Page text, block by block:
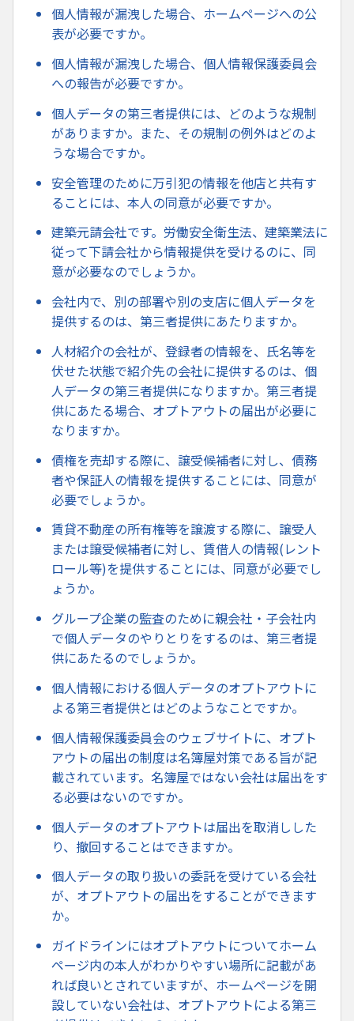
個人情報が漏洩した場合、ホームページへの公
表が必要ですか。
個人情報が漏洩した場合、個人情報保護委員会
への報告が必要ですか。
個人データの第三者提供には、どのような規制
がありますか。また、その規制の例外はどのよ
うな場合ですか。
安全管理のために万引犯の情報を他店と共有す
ることには、本人の同意が必要ですか。
建築元請会社です。労働安全衛生法、建築業法に
従って下請会社から情報提供を受けるのに、同
意が必要なのでしょうか。
会社内で、別の部署や別の支店に個人データを
提供するのは、第三者提供にあたりますか。
人材紹介の会社が、登録者の情報を、氏名等を
伏せた状態で紹介先の会社に提供するのは、個
人データの第三者提供になりますか。第三者提
供にあたる場合、オプトアウトの届出が必要に
なりますか。
債権を売却する際に、譲受候補者に対し、債務
者や保証人の情報を提供することには、同意が
必要でしょうか。
賃貸不動産の所有権等を譲渡する際に、譲受人
または譲受候補者に対し、賃借人の情報(レント
ロール等)を提供することには、同意が必要でし
ょうか。
グループ企業の監査のために親会社・子会社内
で個人データのやりとりをするのは、第三者提
供にあたるのでしょうか。
個人情報における個人データのオプトアウトに
よる第三者提供とはどのようなことですか。
個人情報保護委員会のウェブサイトに、オプト
アウトの届出の制度は名簿屋対策である旨が記
載されています。名簿屋ではない会社は届出をす
る必要はないのですか。
個人データのオプトアウトは届出を取消しした
り、撤回することはできますか。
個人データの取り扱いの委託を受けている会社
が、オプトアウトの届出をすることができます
か。
ガイドラインにはオプトアウトについてホーム
ページ内の本人がわかりやすい場所に記載があ
れば良いとされていますが、ホームページを開
設していない会社は、オプトアウトによる第三